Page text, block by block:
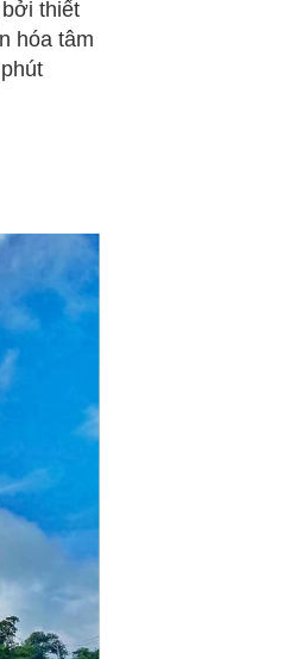
thiết
hóa tâm